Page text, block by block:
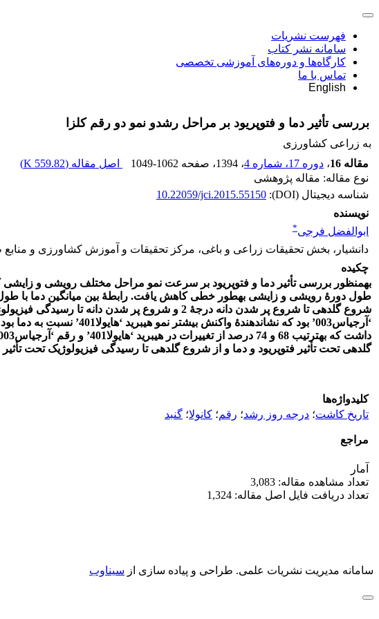
فهرست نشریات
سامانه نشر کتاب
کارگاه‌ها و دوره‌های آموزشی تخصصی
تماس با ما
English
بررسی تأثیر دما و فتوپریود بر مراحل رشدو نمو دو رقم کلزا
به زراعی کشاورزی
مقاله 16
، دوره 17، شماره 4 ، 1394 ، صفحه 1049-1062 اصل مقاله (559.82 K
)
نوع مقاله: مقاله پژوهشی
شناسه دیجیتال (DOI):
10.22059/jci.2015.55150
نویسنده
ابوالفضل فرجی*
دانشیار، بخش تحقیقات زراعی و باغی، مرکز تحقیقات و آموزش کشاورزی و
چکیده
طول دورۀ رویشی و زایشی به­طور خطی کاهش یافت. رابطۀ بین میانگین دما با
‘آرجی­اس003’ بود که
گلدهی تحت تأثیر فتوپریود و دما و از شروع گلدهی تا رسیدگی فیزیولوژیک تحت تأثیر
کلیدواژه‌ها
تاریخ کاشت؛ درجه روز رشد؛ رقم؛ کانولا؛ گنبد
مراجع
آمار
تعداد مشاهده مقاله: 3,083
تعداد دریافت فایل اصل مقاله: 1,324
سامانه مدیریت نشریات علمی. طراحی و پیاده سازی از سیناوب